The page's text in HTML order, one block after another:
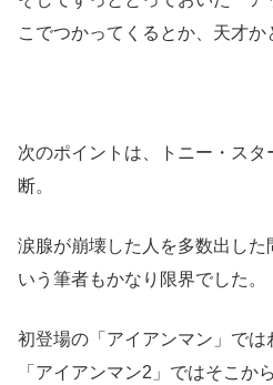
こでつかってくるとか、天才か
次のポイントは、トニー・ス
断。
涙腺が崩壊した人を多数出した
いう筆者もかなり限界でした。
初登場の「アイアンマン」では
「アイアンマン2」ではそこか